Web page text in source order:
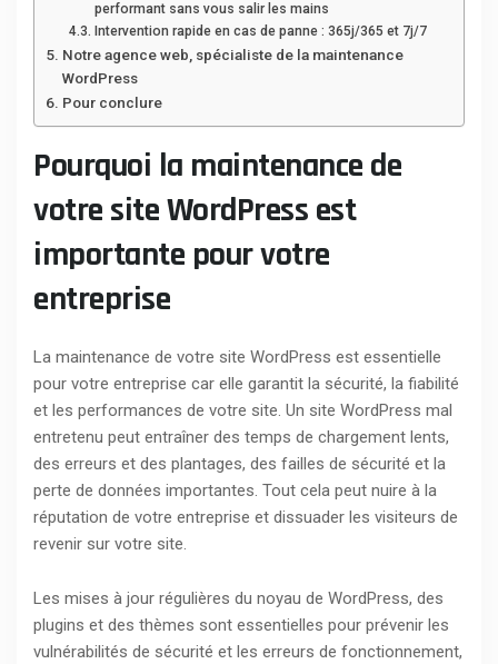
performant sans vous salir les mains
Intervention rapide en cas de panne : 365j/365 et 7j/7
Notre agence web, spécialiste de la maintenance
WordPress
Pour conclure
Pourquoi la maintenance de
votre site WordPress est
importante pour votre
entreprise
La maintenance de votre site WordPress est essentielle
pour votre entreprise car elle garantit la sécurité, la fiabilité
et les performances de votre site. Un site WordPress mal
entretenu peut entraîner des temps de chargement lents,
des erreurs et des plantages, des failles de sécurité et la
perte de données importantes. Tout cela peut nuire à la
réputation de votre entreprise et dissuader les visiteurs de
revenir sur votre site.
Les mises à jour régulières du noyau de WordPress, des
plugins et des thèmes sont essentielles pour prévenir les
vulnérabilités de sécurité et les erreurs de fonctionnement,